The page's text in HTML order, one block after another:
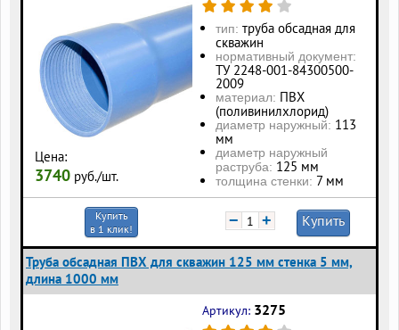
Цена:
3740 руб./шт.
тип: труба обсадная для
скважин
нормативный документ:
ТУ 2248-001-84300500-
2009
материал: ПВХ
(поливинилхлорид)
диаметр наружный: 113
мм
диаметр наружный
раструба: 125 мм
толщина стенки: 7 мм
Купить
в 1 клик!
− + Купить
Труба обсадная ПВХ для скважин 125 мм стенка 5 мм,
длина 1000 мм
Артикул: 3275